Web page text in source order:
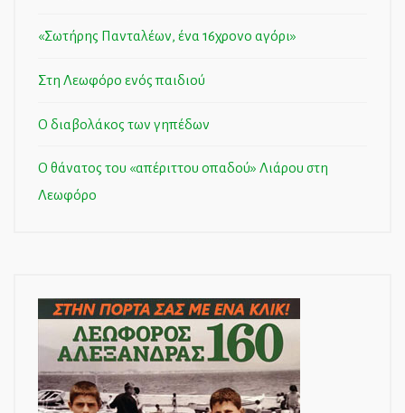
«Σωτήρης Πανταλέων, ένα 16χρονο αγόρι»
Στη Λεωφόρο ενός παιδιού
Ο διαβολάκος των γηπέδων
Ο θάνατος του «απέριττου οπαδού» Λιάρου στη
Λεωφόρο